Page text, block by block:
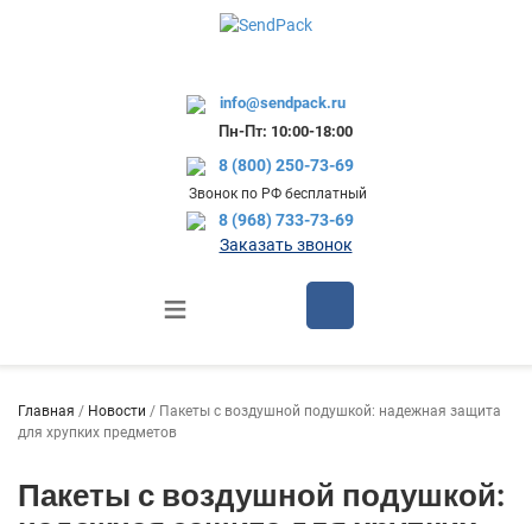
info@sendpack.ru
Пн-Пт: 10:00-18:00
8 (800) 250-73-69
Звонок по РФ бесплатный
8 (968) 733-73-69
Заказать звонок
Главная / Новости / Пакеты с воздушной подушкой: надежная защита
для хрупких предметов
Пакеты с воздушной подушкой: